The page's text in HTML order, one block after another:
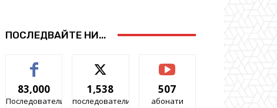
ПОСЛЕДВАЙТЕ НИ...
83,000
Последователи
1,538
последователи
507
абонати